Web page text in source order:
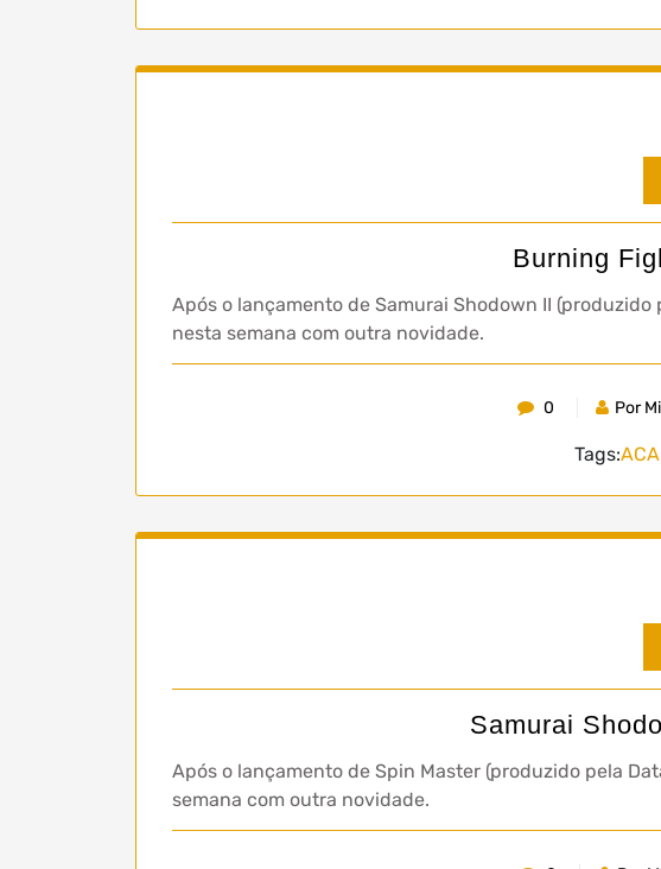
Burning
Após o lançamento de Samurai Shodown II (produzido
nesta semana com outra novidade.
0 Por
Tags:
Samurai
Após o lançamento de Spin Master (produzido pela
semana com outra novidade.